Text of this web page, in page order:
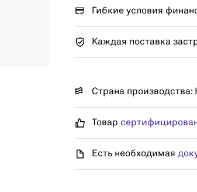
Гибкие условия
Каждая поставка
Страна производства:
Товар
Есть необходимая